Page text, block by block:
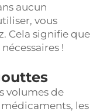
aucun
vous
Cela signifie que
!
volumes de
les